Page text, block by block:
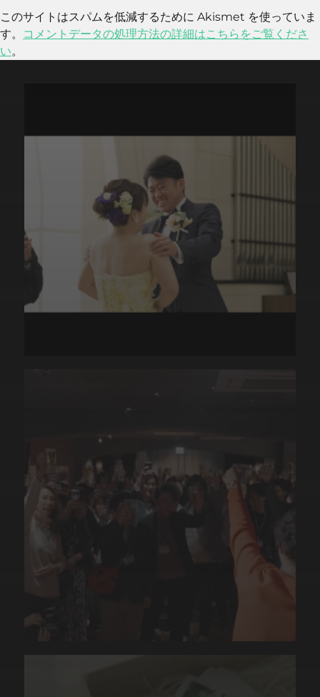
このサイトはスパムを低減するために Akismet を使っていま
す。
コメントデータの処理方法の詳細はこちらをご覧くださ
い。